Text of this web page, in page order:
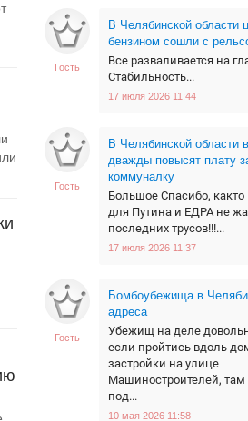
Гость
В Челябинской области
бензином сошли с
Все разваливается на
Стабильность...
17 июля 2026 11:44
Гость
В Челябинской области
дважды повысят плату
коммуналку
Большое Спасибо, както
для Путина и ЕДРА не
последних трусов!!!...
17 июля 2026 11:37
Гость
Бомбоубежища в
адреса
Убежищ на деле
если пройтись вдоль
застройки на улице
Машиностроителей,
под...
10 мая 2026 11:58